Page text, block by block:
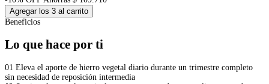
Agregar los 3 al carrito
Beneficios
Lo que hace por ti
01 Eleva el aporte de hierro vegetal diario durante un trimestre completo
sin necesidad de reposición intermedia